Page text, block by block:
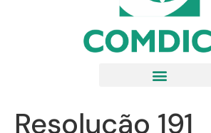
Resolução 191